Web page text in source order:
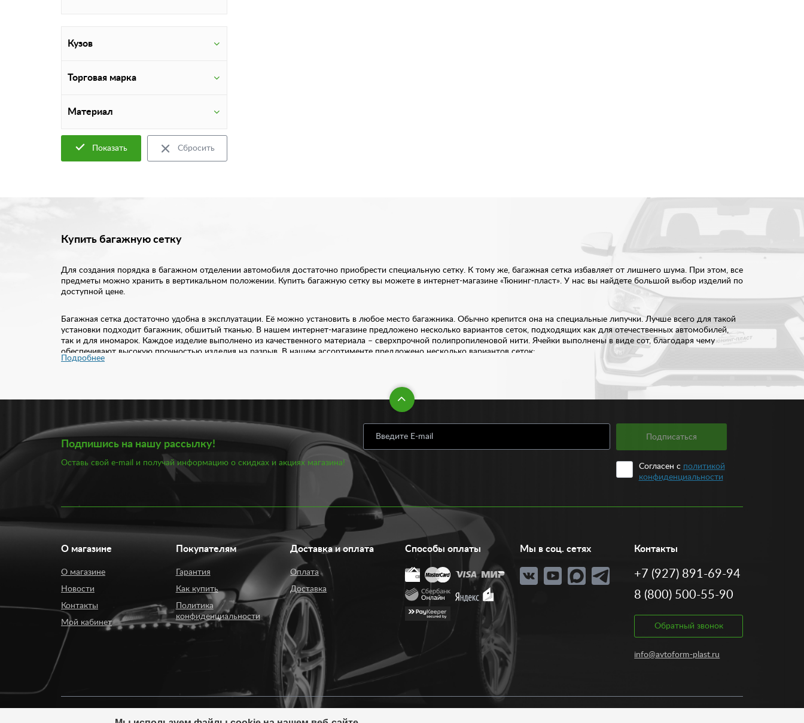
Кузов
Торговая марка
Материал
Показать Сбросить
Купить багажную сетку
Для создания порядка в багажном отделении автомобиля достаточно приобрести специальную сетку. К тому же, багажная сетка избавляет от лишнего шума. При этом, все
предметы можно хранить в вертикальном положении. Купить багажную сетку вы можете в интернет-магазине «Тюнинг-пласт». У нас вы найдете большой выбор изделий по
доступной цене.
Багажная сетка достаточно удобна в эксплуатации. Её можно установить в любое место багажника. Обычно крепится она на специальные липучки. Лучше всего для такой
установки подходит багажник, обшитый тканью. В нашем интернет-магазине предложено несколько вариантов сеток, подходящих как для отечественных автомобилей,
так и для иномарок. Каждое изделие выполнено из качественного материала – сверхпрочной полипропиленовой нити. Ячейки выполнены в виде сот, благодаря чему
обеспечивают высокую прочностью изделия на разрыв. В нашем ассортименте предложено несколько вариантов сеток:
Карман.
Купить багажную сетку в нашем каталоге вы можете по вполне приемлемой цене. Стоимость варьируется от 320 рублей. Подобрать подходящий вариант сетки вам
помогут наши специалисты. Установка не отнимет слишком много времени. В комплекте идут 2 вида крепления: пластиковый крюк и металлический карабин. Сделать
заказ вы можете в любое удобное время, не выходя из дома или офиса. Заказывайте качественные запчасти для интерьера автомобиля по доступным ценам в нашем
Подробнее
Подпишись на нашу рассылку!
Оставь свой e-mail и получай информацию о скидках и акциях магазина!
Подписаться
Согласен с политикой
конфиденциальности
О магазине
О магазине
Новости
Контакты
Мой кабинет
Покупателям
Гарантия
Как купить
Политика
конфиденциальности
Доставка и оплата
Оплата
Доставка
Способы оплаты Мы в соц. сетях Контакты
+7 (927) 891-69-94
8 (800) 500-55-90
Обратный звонок
info@avtoform-plast.ru